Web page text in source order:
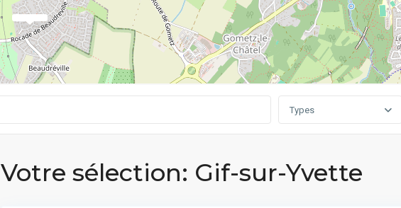
Types
Votre sélection: Gif-sur-Yvette